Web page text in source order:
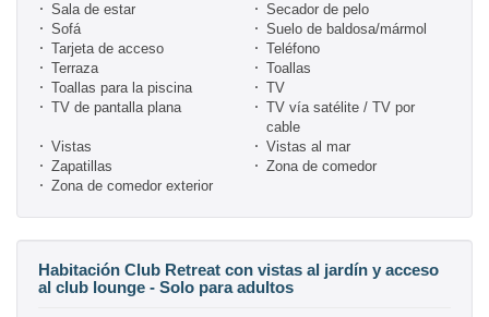
Sala de estar
Secador de pelo
Sofá
Suelo de baldosa/mármol
Tarjeta de acceso
Teléfono
Terraza
Toallas
Toallas para la piscina
TV
TV de pantalla plana
TV vía satélite / TV por
cable
Vistas
Vistas al mar
Zapatillas
Zona de comedor
Zona de comedor exterior
Habitación Club Retreat con vistas al jardín y acceso
al club lounge - Solo para adultos